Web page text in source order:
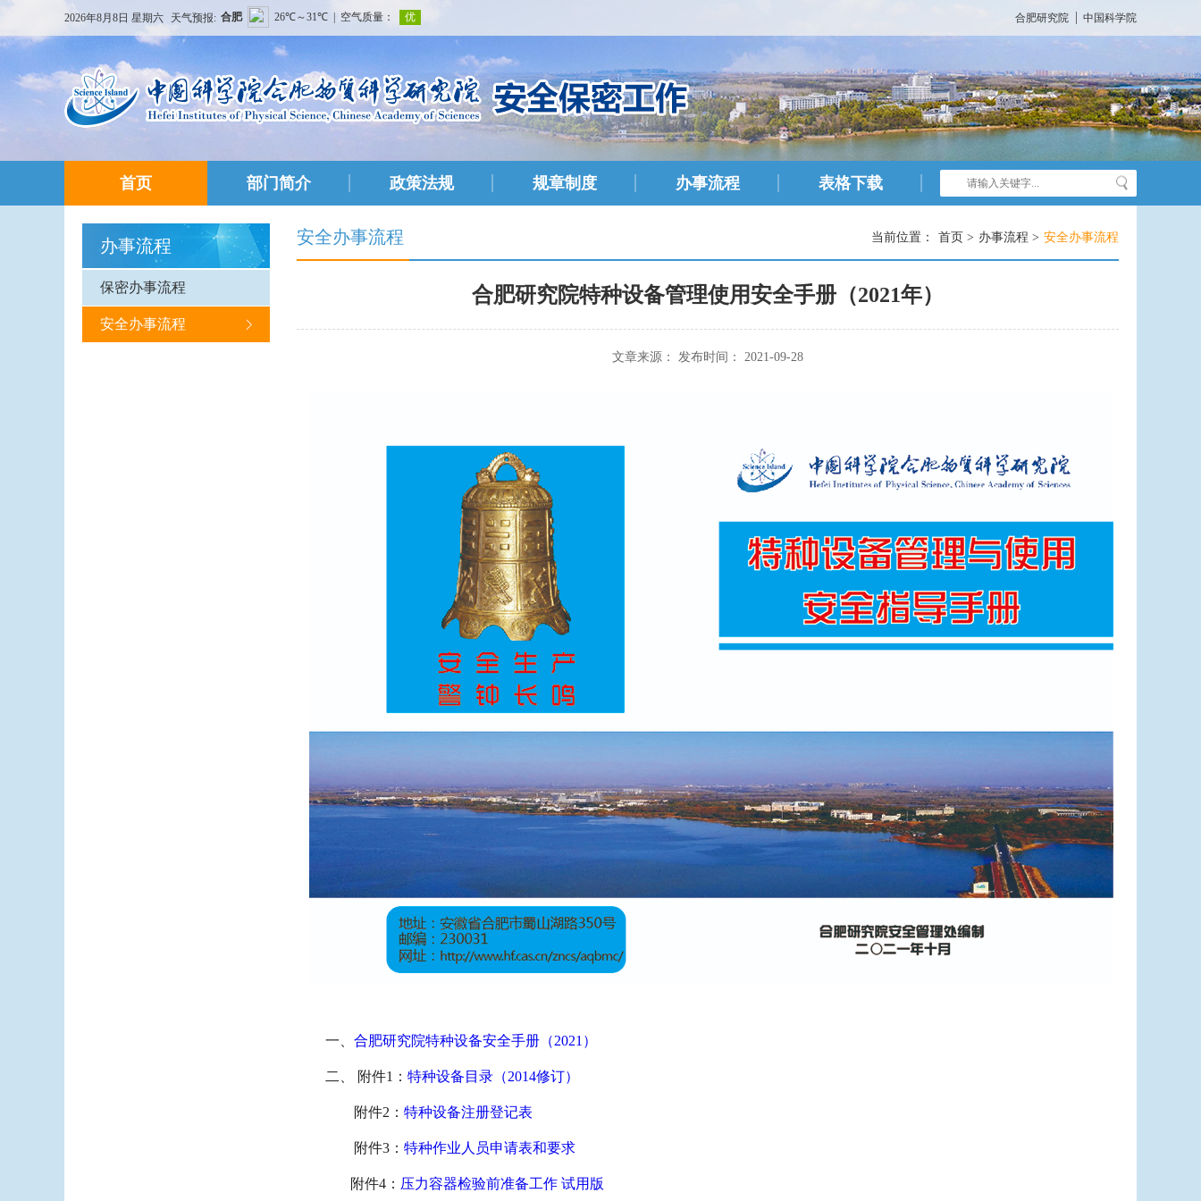
2026年8月8日 星期六 天气预报: 合肥研究院 中国科学院
首页 部门简介 政策法规 规章制度 办事流程 表格下载
办事流程
保密办事流程
安全办事流程
安全办事流程 当前位置： 首页 > 办事流程 > 安全办事流程
合肥研究院特种设备管理使用安全手册（2021年）
文章来源： 发布时间： 2021-09-28
一、 合肥研究院特种设备安全手册（2021）
二、 附件1： 特种设备目录（2014修订）
附件2： 特种设备注册登记表
附件3： 特种作业人员申请表和要求
附件4： 压力容器检验前准备工作 试用版